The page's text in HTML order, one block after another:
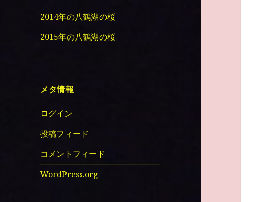
2014年の八鶴湖の桜
2015年の八鶴湖の桜
メタ情報
ログイン
投稿フィード
コメントフィード
WordPress.org